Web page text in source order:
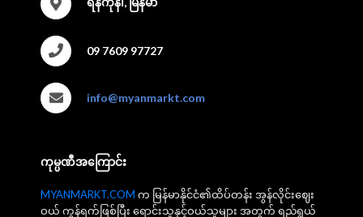
09 7609 97727
info@myanmarkt.com
ကုမ္ပဏီအကြောင်း
MYANMARKT.COM က မြန်မာနိုင်ငံ၏ထိပ်တန်း အွန်လိုင်းဈေး
ဝယ် ကွန်ရက်ဖြစ်ပြီး ရောင်းသူနှင့်ဝယ်သူများ အတွက် ရည်ရွယ်